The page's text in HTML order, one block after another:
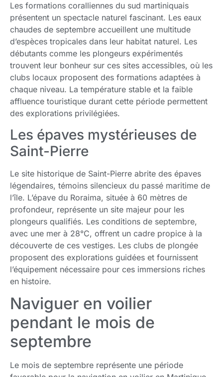
Les formations coralliennes du sud martiniquais
présentent un spectacle naturel fascinant. Les eaux
chaudes de septembre accueillent une multitude
d’espèces tropicales dans leur habitat naturel. Les
débutants comme les plongeurs expérimentés
trouvent leur bonheur sur ces sites accessibles, où les
clubs locaux proposent des formations adaptées à
chaque niveau. La température stable et la faible
affluence touristique durant cette période permettent
des explorations privilégiées.
Les épaves mystérieuses de
Saint-Pierre
Le site historique de Saint-Pierre abrite des épaves
légendaires, témoins silencieux du passé maritime de
l’île. L’épave du Roraima, située à 60 mètres de
profondeur, représente un site majeur pour les
plongeurs qualifiés. Les conditions de septembre,
avec une mer à 28°C, offrent un cadre propice à la
découverte de ces vestiges. Les clubs de plongée
proposent des explorations guidées et fournissent
l’équipement nécessaire pour ces immersions riches
en histoire.
Naviguer en voilier
pendant le mois de
septembre
Le mois de septembre représente une période